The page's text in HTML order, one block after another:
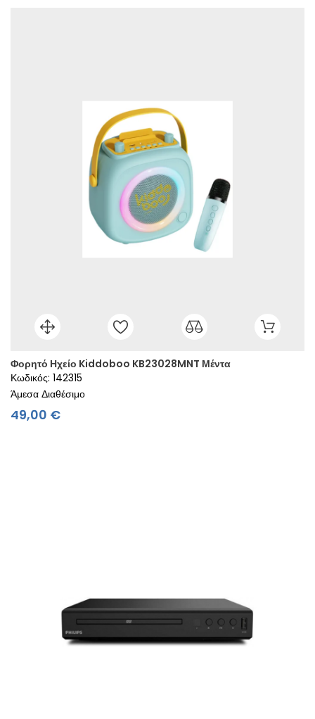
Φορητό Ηχείο Kiddoboo KB23028MNT Μέντα
Κωδικός: 142315
Άμεσα Διαθέσιμο
49,00 €Τιμή